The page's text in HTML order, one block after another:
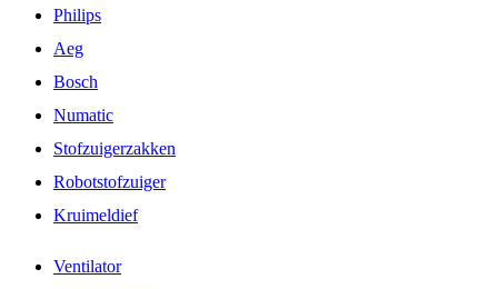
Philips
Aeg
Bosch
Numatic
Stofzuigerzakken
Robotstofzuiger
Kruimeldief
Ventilator